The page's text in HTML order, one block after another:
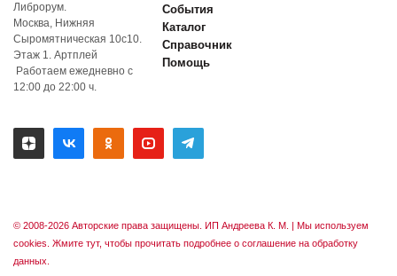
Либрорум.
Москва, Нижняя
Сыромятническая 10с10.
Этаж 1. Артплей
Работаем ежедневно с
12:00 до 22:00 ч.
События
Каталог
Справочник
Помощь
© 2008-2026 Авторские права защищены. ИП Андреева К. М. | Мы используем
cookies. Жмите тут, чтобы прочитать подробнее о соглашение на обработку
данных.